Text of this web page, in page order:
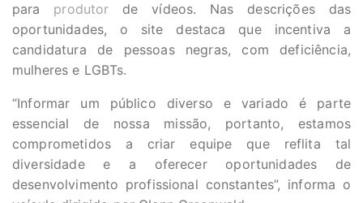
para produtor de vídeos. Nas descrições das
oportunidades, o site destaca que incentiva a
candidatura de pessoas negras, com deficiência,
mulheres e LGBTs.
“Informar um público diverso e variado é parte
essencial de nossa missão, portanto, estamos
comprometidos a criar equipe que reflita tal
diversidade e a oferecer oportunidades de
desenvolvimento profissional constantes”, informa o